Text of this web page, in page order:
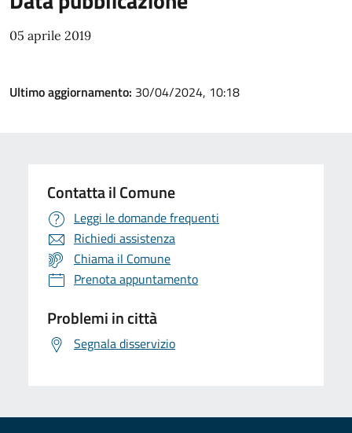
05 aprile 2019
Ultimo aggiornamento: 30/04/2024, 10:18
Contatta il Comune
Leggi le domande frequenti
Richiedi assistenza
Chiama il Comune
Prenota appuntamento
Problemi in città
Segnala disservizio